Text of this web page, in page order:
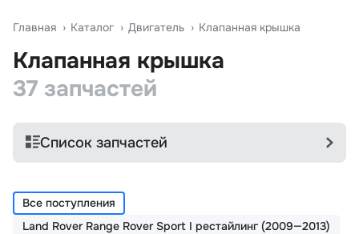
Главная › Катало › Двигатель › Клапанная крышка
Клапанная крышка
37 запчастей
Список запчастей
Все поступления
Land Rover Range Rover Sport I рестайлинг (2009—2013)